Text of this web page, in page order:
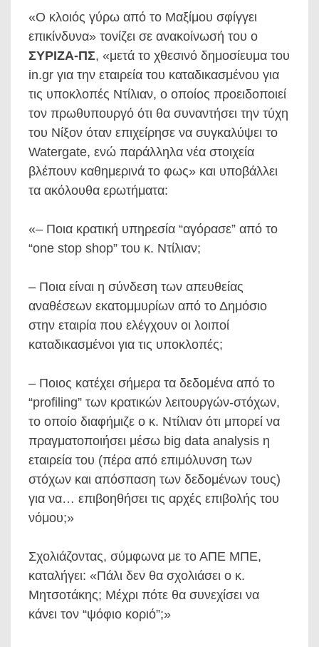
«Ο κλοιός γύρω από το Μαξίμου σφίγγει
επικίνδυνα» τονίζει σε ανακοίνωσή του ο
ΣΥΡΙΖΑ-ΠΣ, «μετά το χθεσινό δημοσίευμα του
in.gr για την εταιρεία του καταδικασμένου για
τις υποκλοπές Ντίλιαν, ο οποίος προειδοποιεί
τον πρωθυπουργό ότι θα συναντήσει την τύχη
του Νίξον όταν επιχείρησε να συγκαλύψει το
Watergate, ενώ παράλληλα νέα στοιχεία
βλέπουν καθημερινά το φως» και υποβάλλει
τα ακόλουθα ερωτήματα:
«– Ποια κρατική υπηρεσία “αγόρασε” από το
“one stop shop” του κ. Ντίλιαν;
– Ποια είναι η σύνδεση των απευθείας
αναθέσεων εκατομμυρίων από το Δημόσιο
στην εταιρία που ελέγχουν οι λοιποί
καταδικασμένοι για τις υποκλοπές;
– Ποιος κατέχει σήμερα τα δεδομένα από το
“profiling” των κρατικών λειτουργών-στόχων,
το οποίο διαφήμιζε ο κ. Ντίλιαν ότι μπορεί να
πραγματοποιήσει μέσω big data analysis η
εταιρεία του (πέρα από επιμόλυνση των
στόχων και απόσπαση των δεδομένων τους)
για να… επιβοηθήσει τις αρχές επιβολής του
νόμου;»
Σχολιάζοντας, σύμφωνα με το ΑΠΕ ΜΠΕ,
καταλήγει: «Πάλι δεν θα σχολιάσει ο κ.
Μητσοτάκης; Μέχρι πότε θα συνεχίσει να
κάνει τον “ψόφιο κοριό”;»